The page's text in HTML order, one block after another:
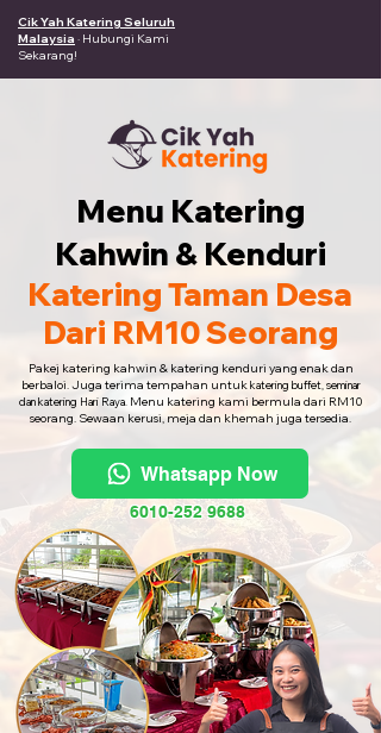
Cik Yah Katering Seluruh
Malaysia · Hubungi Kami
Sekarang!
Menu Katering
Kahwin & Kenduri
Katering Taman Desa
Dari RM10 Seorang
Pakej katering kahwin & katering kenduri yang enak dan
berbaloi. Juga terima tempahan untukkatering buffet, seminar
dan katering Hari Raya. Menu katering kami bermula dari RM10
seorang. Sewaan kerusi, meja dan khemah juga tersedia.
Whatsapp Now
6010-252 9688